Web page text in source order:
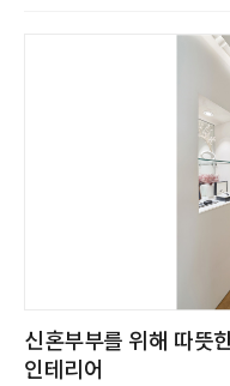
신혼부부를 위해 따뜻
인테리어